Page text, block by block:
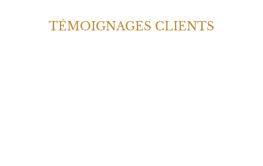
TÉMOIGNAGES CLIENTS